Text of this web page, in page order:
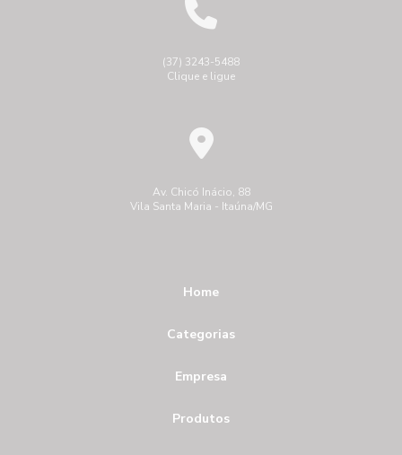
(37) 3243-5488
Clique e ligue
Av. Chicó Inácio, 88
Vila Santa Maria - Itaúna/MG
Home
Categorias
Empresa
Produtos